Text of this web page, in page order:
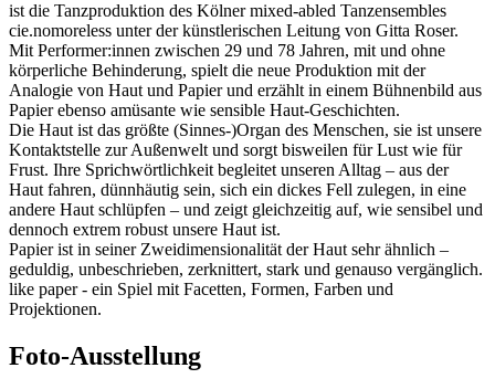
ist die Tanzproduktion des Kölner mixed-abled Tanzensembles
cie.nomoreless unter der künstlerischen Leitung von Gitta Roser.
Mit Performer:innen zwischen 29 und 78 Jahren, mit und ohne
körperliche Behinderung, spielt die neue Produktion mit der
Analogie von Haut und Papier und erzählt in einem Bühnenbild aus
Papier ebenso amüsante wie sensible Haut-Geschichten.
Die Haut ist das größte (Sinnes-)Organ des Menschen, sie ist unsere
Kontaktstelle zur Außenwelt und sorgt bisweilen für Lust wie für
Frust. Ihre Sprichwörtlichkeit begleitet unseren Alltag – aus der
Haut fahren, dünnhäutig sein, sich ein dickes Fell zulegen, in eine
andere Haut schlüpfen – und zeigt gleichzeitig auf, wie sensibel und
dennoch extrem robust unsere Haut ist.
Papier ist in seiner Zweidimensionalität der Haut sehr ähnlich –
geduldig, unbeschrieben, zerknittert, stark und genauso vergänglich.
like paper - ein Spiel mit Facetten, Formen, Farben und
Projektionen.
Foto-Ausstellung